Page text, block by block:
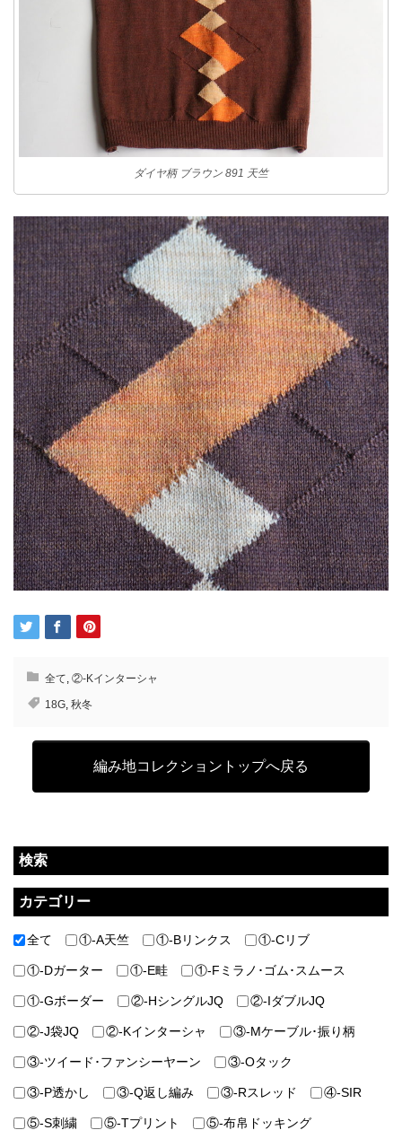
ダイヤ柄 ブラウン 891 天竺
全て, ②-Kインターシャ
18G, 秋冬
編み地コレクショントップへ戻る
検索
カテゴリー
全て ①-A天竺 ①-Bリンクス ①-Cリブ
①-Dガーター ①-E畦 ①-Fミラノ･ゴム･スムース
①-Gボーダー ②-HシングルJQ ②-IダブルJQ
②-J袋JQ ②-Kインターシャ ③-Mケーブル･振り柄
③-ツイード･ファンシーヤーン ③-Oタック
③-P透かし ③-Q返し編み ③-Rスレッド ④-SIR
⑤-S刺繍 ⑤-Tプリント ⑤-布帛ドッキング